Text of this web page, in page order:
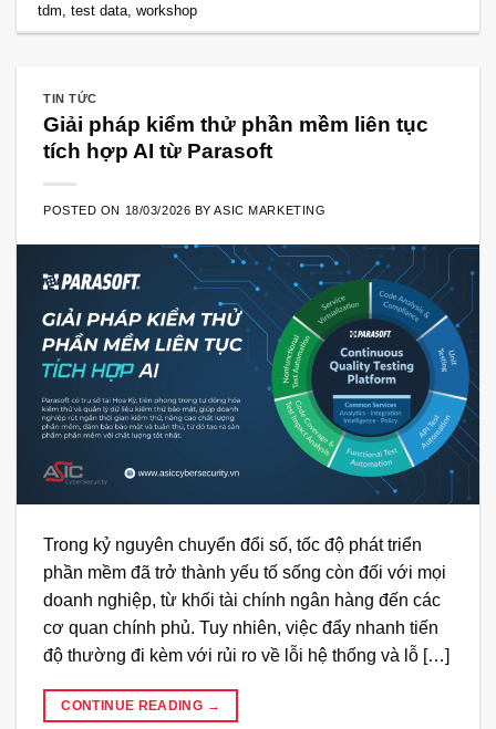
tdm,test data,workshop
TIN TỨC
Giải pháp kiểm thử phần mềm liên tục
tích hợp AI từ Parasoft
POSTED ON 18/03/2026 BYASIC MARKETING
Trong kỷ nguyên chuyển đổi số, tốc độ phát triển
phần mềm đã trở thành yếu tố sống còn đối với mọi
doanh nghiệp, từ khối tài chính ngân hàng đến các
cơ quan chính phủ. Tuy nhiên, việc đẩy nhanh tiến
độ thường đi kèm với rủi ro về lỗi hệ thống và lỗ […]
CONTINUE READING →